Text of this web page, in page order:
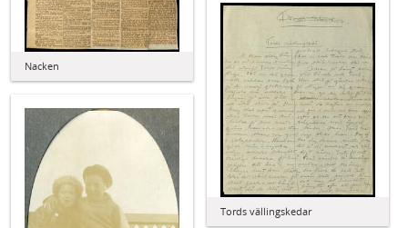
Nacken
Tords vällingskedar